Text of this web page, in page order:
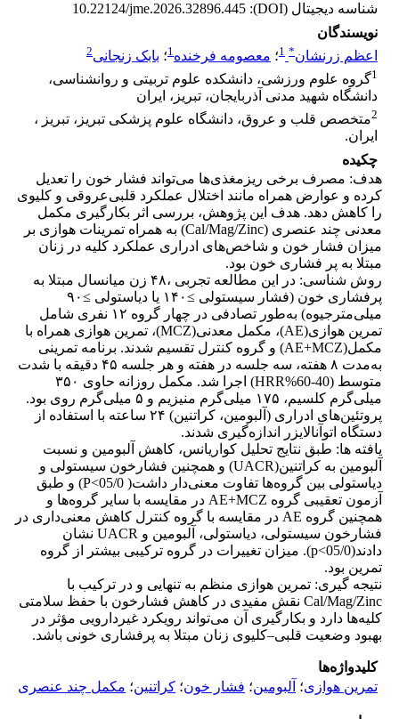
شناسه دیجیتال (DOI):
10.22124/jme.2026.32896.445
نویسندگان
اعظم زرنشان*
1؛ معصومه فرخنده1؛ بابک زنجانی2
1گروه علوم ورزشی، دانشکده علوم تربیتی و روانشناسی،
دانشگاه شهید مدنی آذربایجان، تبریز، ایران
2متخصص قلب و عروق، دانشگاه علوم پزشکی تبریز، تبریز ،
ایران.
چکیده
هدف: مصرف برخی ریزمغذی‌ها می‌تواند فشار خون را تعدیل
کرده و عوارض همراه مانند اختلال عملکرد قلبی‌عروقی و کلیوی
را کاهش دهد. هدف این پژوهش، بررسی اثر بکارگیری مکمل
معدنی چند عنصری (Cal/Mag/Zinc) به همراه تمرینات هوازی بر
میزان فشار خون و شاخص‌های ادراری عملکرد کلیه در زنان
مبتلا به پر فشاری خون بود.
روش شناسی: در این مطالعه تجربی ،۴۸ زن میانسال مبتلا به
پرفشاری خون (فشار سیستولی ≥۱۴۰ یا دیاستولی ≥۹۰
میلی‌متر‌جیوه) به‌طور تصادفی در چهار گروه ۱۲ نفری شامل
تمرین هوازی(AE)، مکمل معدنی(MCZ)، تمرین هوازی همراه با
مکمل(AE+MCZ) و گروه کنترل تقسیم شدند. برنامه تمرینی
به‌مدت ۸ هفته، سه جلسه در هفته و هر جلسه ۴۵ دقیقه با شدت
متوسط (40-60%HRR) اجرا شد. مکمل روزانه حاوی ۳۵۰
میلی‌گرم کلسیم، ۱۷۵ میلی‌گرم منیزیم و ۵ میلی‌گرم روی بود.
پروتئین‌های ادراری (آلبومین، کراتنین) ۲۴ ساعته با استفاده از
دستگاه اتوآنالایزر اندازه‌گیری شدند.
یافته ها: طبق نتایج تحلیل کواریانس، کاهش آلبومین و نسبت
آلبومین به کراتنین(UACR) و همچنین فشارخون سیستولی و
دیاستولی بین گروه‌ها تفاوت معنی‌دار داشت( 05/0>P) و طبق
آزمون تعقیبی گروه AE+MCZ در مقایسه با سایر گروه‌ها و
همچنین گروه AE در مقایسه با گروه کنترل کاهش معنی‌داری در
فشارخون سیستولی، دیاستولی، آلبومین و UACR نشان
دادند(05/0>p). میزان تغییرات در گروه ترکیبی بیشتر از گروه
تمرین بود.
نتیجه گیری: تمرین هوازی منظم به تنهایی و در ترکیب با
Cal/Mag/Zinc نقش مفیدی در کاهش فشارخون با حفظ سلامتی
کلیه‌ها دارد و بکار‌گیری آن می‌تواند رویکرد غیر‌دارویی مؤثر در
بهبود وضعیت قلبی–کلیوی زنان مبتلا به پرفشاری خونی باشد.
کلیدواژه‌ها
تمرین هوازی؛ آلبومین؛ فشار خون؛ کراتنین؛ مکمل چند عنصری